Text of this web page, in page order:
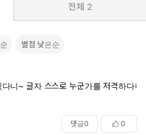
전체 2
별점 낮은순
스로 누군가를 저격하다니
댓글0 0